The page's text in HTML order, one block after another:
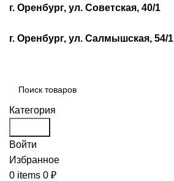
г. Оренбург, ул. Советская, 40/1
г. Оренбург, ул. Салмышская, 54/1
Категория
Войти
Избранное
0 items 0 ₽